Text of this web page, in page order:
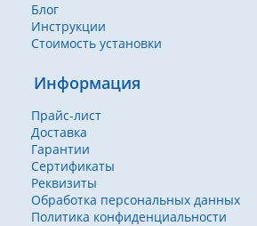
Блог
Инструкции
Стоимость установки
Информация
Прайс-лист
Доставка
Гарантии
Сертификаты
Реквизиты
Обработка персональных данных
Политика конфиденциальности